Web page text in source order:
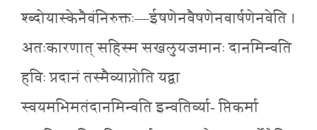
श्ब्दोयास्केनैवंनिरुक्तः—ईषणेनवैषणेनवार्षणेनवेति ।
अतःकारणात् सहिस्म सखलुयजमानः दानमिन्वति
हविः प्रदानं तस्मैव्याप्नोति यद्वा
स्वयमभिमतंदानमिन्वति इन्वतिर्व्या- प्तिकर्मा